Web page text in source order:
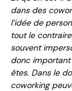
dans des
l’idée de
tout le
souvent
donc
êtes. Dans le
coworking